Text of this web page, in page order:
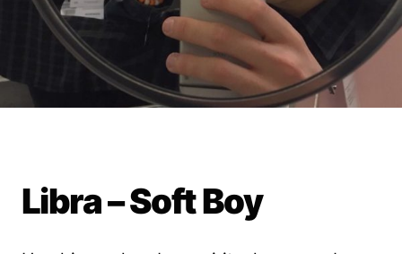
Libra – Soft Boy